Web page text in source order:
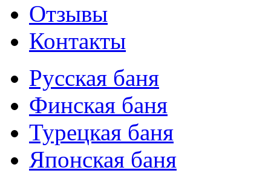
Отзывы
Контакты
Русская баня
Финская баня
Турецкая баня
Японская баня